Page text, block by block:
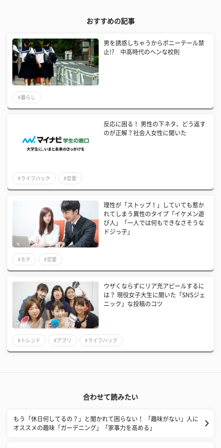
おすすめの記事
男を誘惑しちゃうからポニーテール禁
止!? 中高時代のヘンな校則
#暮らし
反応に困る！ 男性の下ネタ、どう返す
のが正解？社会人女性に聞いた
#ライフハック #恋愛
理性が「ストップ！」していても惹か
れてしまう異性のタイプ「イケメン遊
び人」「一人では何もできなさそうな
ドジっ子」
#モテ #恋愛
ウザくならずにリア充アピールするに
は？ 現役女子大生に聞いた「SNSジェ
ニック」な投稿のコツ
#トレンド #アプリ #ライフハック
合わせて読みたい
もう「休日何してるの？」と聞かれて困らない！ 「趣味がない」人に
オススメの趣味「ガーデニング」「家事力を高める」